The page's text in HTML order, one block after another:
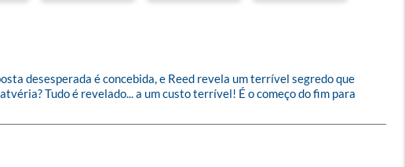
desesperada é concebida, e Reed revela um terrível segredo que
Tudo é revelado... a um custo terrível! É o começo do fim para